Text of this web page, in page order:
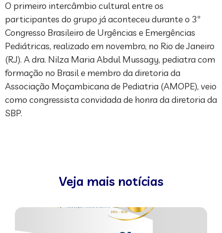
O primeiro intercâmbio cultural entre os
participantes do grupo já aconteceu durante o 3º
Congresso Brasileiro de Urgências e Emergências
Pediátricas, realizado em novembro, no Rio de Janeiro
(RJ). A dra. Nilza Maria Abdul Mussagy, pediatra com
formação no Brasil e membro da diretoria da
Associação Moçambicana de Pediatria (AMOPE), veio
como congressista convidada de honra da diretoria da
SBP.
Veja mais notícias